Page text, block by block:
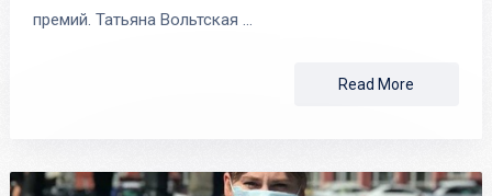
премий. Татьяна Вольтская …
Read More